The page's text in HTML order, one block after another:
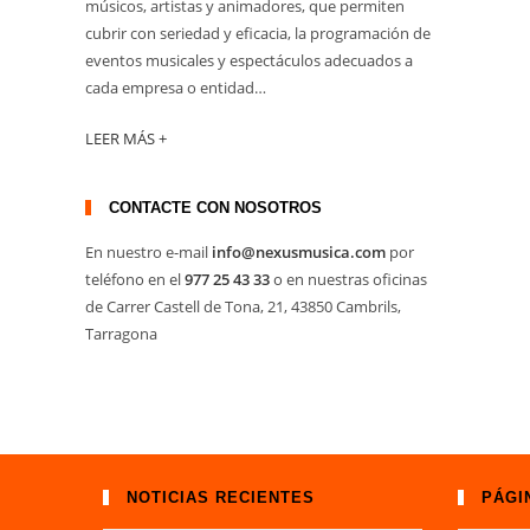
músicos, artistas y animadores, que permiten
cubrir con seriedad y eficacia, la programación de
eventos musicales y espectáculos adecuados a
cada empresa o entidad…
LEER MÁS +
CONTACTE CON NOSOTROS
En nuestro e-mail info@nexusmusica.com por
teléfono en el977 25 43 33o en nuestras oficinas
de Carrer Castell de Tona, 21, 43850 Cambrils,
Tarragona
NOTICIAS RECIENTES